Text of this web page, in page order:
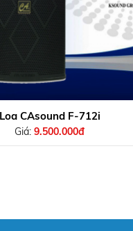
Loa CAsound F-712i
Giá: 9.500.000đ